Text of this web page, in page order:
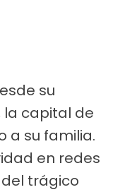
su
la capital de
a su familia.
en redes
trágico